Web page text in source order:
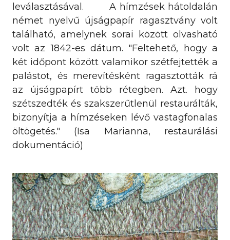
leválasztásával. A hímzések hátoldalán
német nyelvű újságpapír ragasztvány volt
található, amelynek sorai között olvasható
volt az 1842-es dátum. "Feltehető, hogy a
két időpont között valamikor szétfejtették a
palástot, és merevítésként ragasztották rá
az újságpapírt több rétegben. Azt. hogy
szétszedték és szakszerűtlenül restaurálták,
bizonyítja a hímzéseken lévő vastagfonalas
öltögetés." (Isa Marianna, restaurálási
dokumentáció)